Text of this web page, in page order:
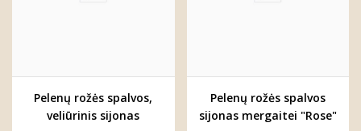
Pelenų rožės spalvos,
veliūrinis sijonas
Pelenų rožės spalvos
sijonas mergaitei "Rose"